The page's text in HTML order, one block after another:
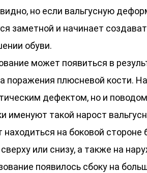
но если вальгусную
заметной и начинает
обуви.
может появиться в
поражения плюсневой кости.
дефектом, но и
именуют такой нарост
на боковой стороне
или снизу, а также на
появилось сбоку на